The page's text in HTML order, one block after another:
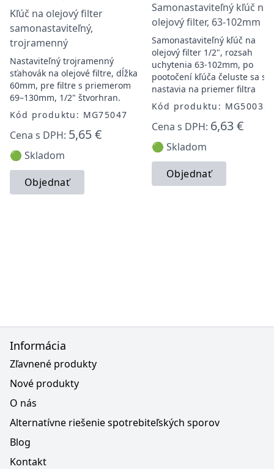
Kľúč na olejový filter
samonastaviteľný,
trojramenný
Nastaviteľný trojramenný
sťahovák na olejové filtre, dĺžka
60mm, pre filtre s priemerom
69–130mm, 1/2" štvorhran.
Kód produktu: MG75047
Cena s DPH: 5,65 €
🟢 Skladom
Objednať
Samonastaviteľný kľúč na
olejový filter, 63-102mm
Samonastaviteľný kľúč na
olejový filter 1/2", rozsah
uchytenia 63-102mm, po
pootočení kľúča čeluste sa
nastavia na priemer filtra
Kód produktu: MG50033
Cena s DPH: 6,63 €
🟢 Skladom
Objednať
Informácia
Zľavnené produkty
Nové produkty
O nás
Alternatívne riešenie spotrebiteľských sporov
Blog
Kontakt